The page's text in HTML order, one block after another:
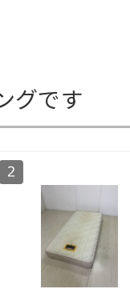
グです